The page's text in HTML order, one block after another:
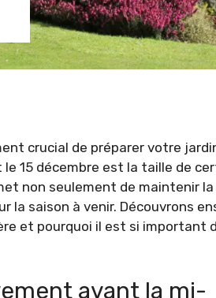
crucial de préparer votre
15 décembre est la taille de
non seulement de maintenir
la saison à venir. Découvrons
et pourquoi il est si important
avant la mi-